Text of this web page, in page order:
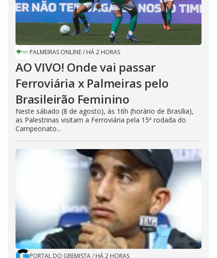
PALMEIRAS ONLINE/ HÁ 2 HORAS
AO VIVO! Onde vai passar
Ferroviária x Palmeiras pelo
Brasileirão Feminino
Neste sábado (8 de agosto), às 16h (horário de Brasília),
as Palestrinas visitam a Ferroviária pela 15ª rodada do
Campeonato...
PORTAL DO GREMISTA/ HÁ 2 HORAS